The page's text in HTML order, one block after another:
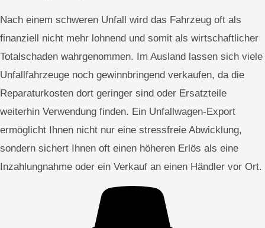
Nach einem schweren Unfall wird das Fahrzeug oft als
finanziell nicht mehr lohnend und somit als wirtschaftlicher
Totalschaden wahrgenommen. Im Ausland lassen sich viele
Unfallfahrzeuge noch gewinnbringend verkaufen, da die
Reparaturkosten dort geringer sind oder Ersatzteile
weiterhin Verwendung finden. Ein Unfallwagen-Export
ermöglicht Ihnen nicht nur eine stressfreie Abwicklung,
sondern sichert Ihnen oft einen höheren Erlös als eine
Inzahlungnahme oder ein Verkauf an einen Händler vor Ort.